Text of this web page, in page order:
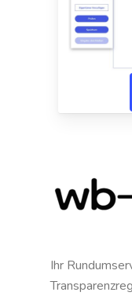
Ihr